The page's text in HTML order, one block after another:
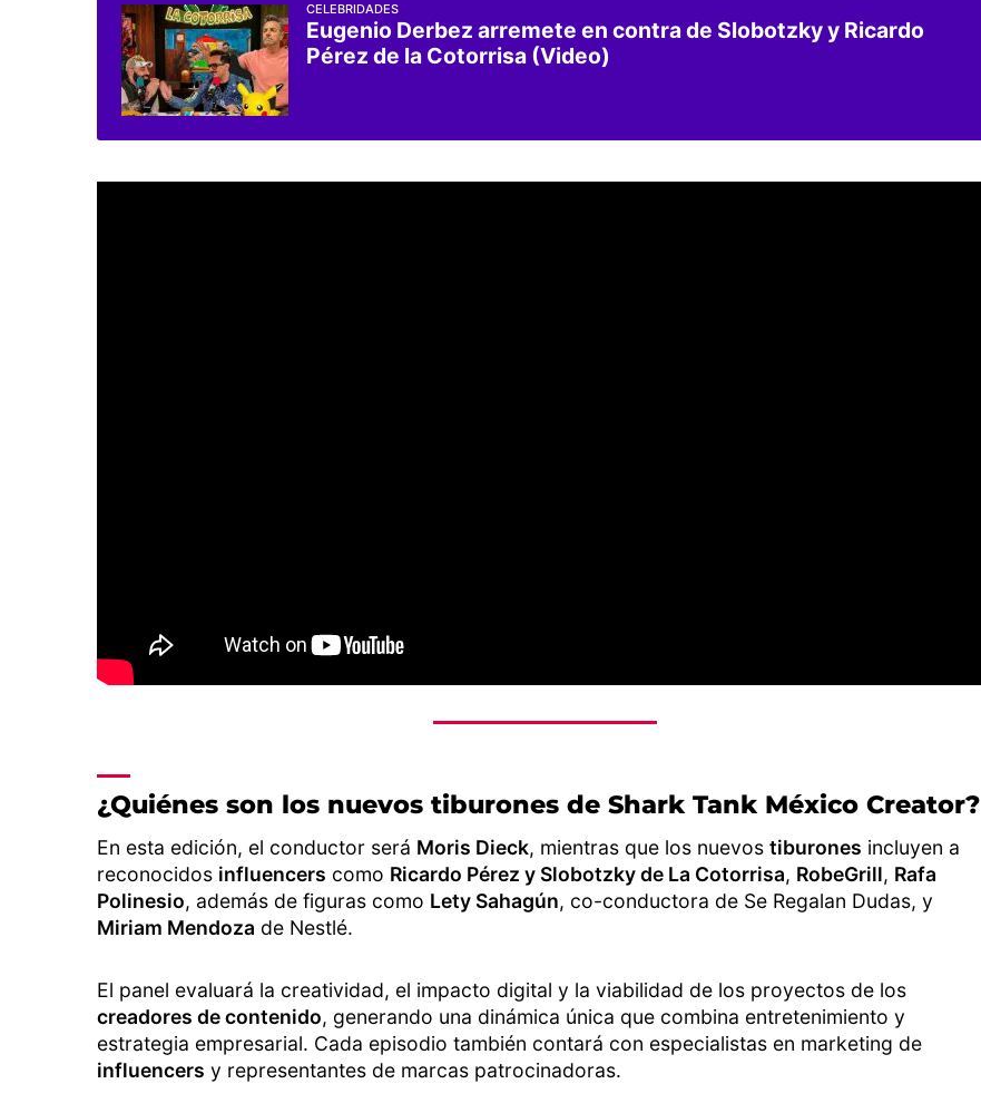
CELEBRIDADES
Eugenio Derbez arremete en contra de Slobotzky y Ricardo
Pérez de la Cotorrisa (Video)
¿Quiénes son los nuevos tiburones de Shark Tank México Creator?
En esta edición, el conductor será Moris Dieck, mientras que los nuevos tiburones incluyen a
reconocidos influencers como Ricardo Pérez y Slobotzky de La Cotorrisa, RobeGrill, Rafa
Polinesio, además de figuras como Lety Sahagún, co-conductora de Se Regalan Dudas, y
Miriam Mendoza de Nestlé.
El panel evaluará la creatividad, el impacto digital y la viabilidad de los proyectos de los
creadores de contenido, generando una dinámica única que combina entretenimiento y
estrategia empresarial. Cada episodio también contará con especialistas en marketing de
influencers y representantes de marcas patrocinadoras.